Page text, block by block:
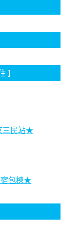
]
三民站★
宿包棟★